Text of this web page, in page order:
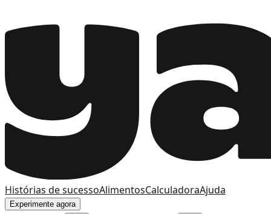
Histórias de sucessoAlimentosCalculadoraAjuda
Experimente agora